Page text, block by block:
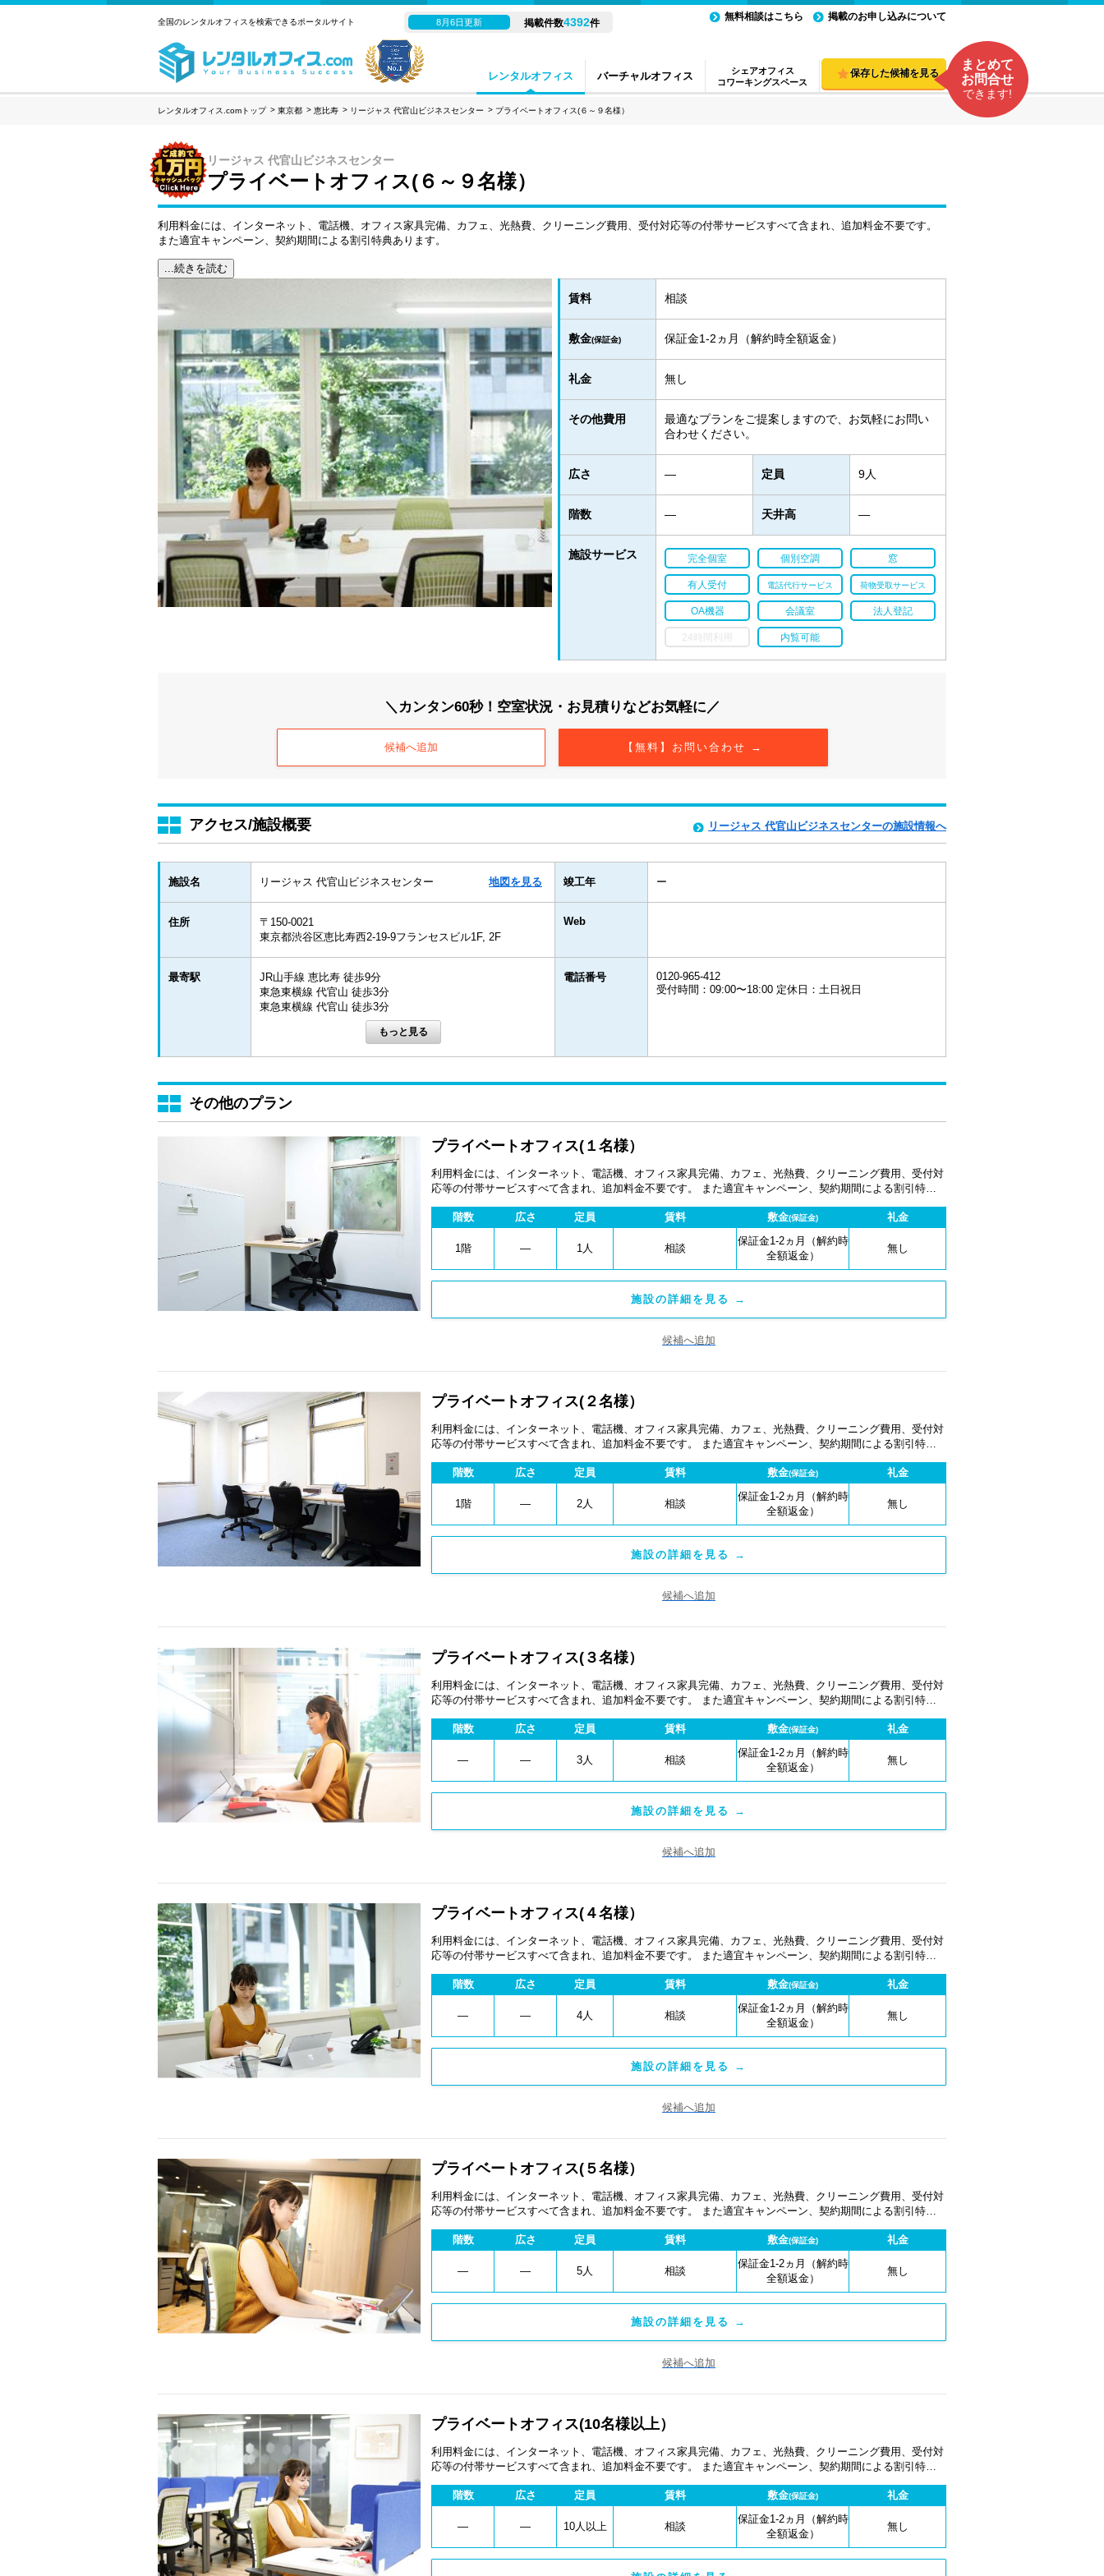
レンタルオフィス バーチャルオフィス
シェアオフィス
コワーキングスペース
全国のレンタルオフィスを検索できるポータルサイト 8月6日更新 掲載件数4392件
無料相談はこちら 掲載のお申し込みについて
保存した候補を見る
まとめて
お問合せ
できます!
レンタルオフィス.comトップ 東京都 恵比寿 リージャス 代官山ビジネスセンター プライベートオフィス(６～９名様）
リージャス 代官山ビジネスセンター
プライベートオフィス(６～９名様）
利用料金には、インターネット、電話機、オフィス家具完備、カフェ、光熱費、クリーニング費用、受付対応等の付帯サービスすべて含まれ、追加料金不要です。
また適宜キャンペーン、契約期間による割引特典あります。
...続きを読む
賃料 相談
敷金(保証金) 保証金1-2ヵ月（解約時全額返金）
礼金 無し
その他費用
最適なプランをご提案しますので、お気軽にお問い
合わせください。
広さ ― 定員 9人
階数 ― 天井高 ―
施設サービス 完全個室 個別空調 窓
有人受付 電話代行サービス 荷物受取サービス
OA機器 会議室 法人登記
24時間利用 内覧可能
＼カンタン60秒！空室状況・お見積りなどお気軽に／
【無料】お問い合わせ →
候補へ追加
アクセス/施設概要 リージャス 代官山ビジネスセンターの施設情報へ
施設名 リージャス 代官山ビジネスセンター 地図を見る 竣工年 ー
住所
〒150-0021
東京都渋谷区恵比寿西2-19-9フランセスビル1F, 2F
Web
最寄駅
JR山手線 恵比寿 徒歩9分
東急東横線 代官山 徒歩3分
東急東横線 代官山 徒歩3分
電話番号
0120-965-412
受付時間：09:00〜18:00 定休日：土日祝日
その他のプラン
プライベートオフィス(１名様）
利用料金には、インターネット、電話機、オフィス家具完備、カフェ、光熱費、クリーニング費用、受付対
応等の付帯サービスすべて含まれ、追加料金不要です。 また適宜キャンペーン、契約期間による割引特典
階数
広さ 定員 賃料 敷金(保証金) 礼金
1階 ― 1人 相談
保証金1-2ヵ月（解約時
全額返金）
無し
施設の詳細を見る →
候補へ追加
プライベートオフィス(２名様）
利用料金には、インターネット、電話機、オフィス家具完備、カフェ、光熱費、クリーニング費用、受付対
応等の付帯サービスすべて含まれ、追加料金不要です。 また適宜キャンペーン、契約期間による割引特典
階数
広さ 定員 賃料 敷金(保証金) 礼金
1階 ― 2人 相談
保証金1-2ヵ月（解約時
全額返金）
無し
施設の詳細を見る →
候補へ追加
プライベートオフィス(３名様）
利用料金には、インターネット、電話機、オフィス家具完備、カフェ、光熱費、クリーニング費用、受付対
応等の付帯サービスすべて含まれ、追加料金不要です。 また適宜キャンペーン、契約期間による割引特典
階数
広さ 定員 賃料 敷金(保証金) 礼金
― ― 3人 相談
保証金1-2ヵ月（解約時
全額返金）
無し
施設の詳細を見る →
候補へ追加
プライベートオフィス(４名様）
利用料金には、インターネット、電話機、オフィス家具完備、カフェ、光熱費、クリーニング費用、受付対
応等の付帯サービスすべて含まれ、追加料金不要です。 また適宜キャンペーン、契約期間による割引特典
階数
広さ 定員 賃料 敷金(保証金) 礼金
― ― 4人 相談
保証金1-2ヵ月（解約時
全額返金）
無し
施設の詳細を見る →
候補へ追加
プライベートオフィス(５名様）
利用料金には、インターネット、電話機、オフィス家具完備、カフェ、光熱費、クリーニング費用、受付対
応等の付帯サービスすべて含まれ、追加料金不要です。 また適宜キャンペーン、契約期間による割引特典
階数
広さ 定員 賃料 敷金(保証金) 礼金
― ― 5人 相談
保証金1-2ヵ月（解約時
全額返金）
無し
施設の詳細を見る →
候補へ追加
プライベートオフィス(10名様以上）
利用料金には、インターネット、電話機、オフィス家具完備、カフェ、光熱費、クリーニング費用、受付対
応等の付帯サービスすべて含まれ、追加料金不要です。 また適宜キャンペーン、契約期間による割引特典
階数
広さ 定員 賃料 敷金(保証金) 礼金
― ― 10人以上 相談
保証金1-2ヵ月（解約時
全額返金）
無し